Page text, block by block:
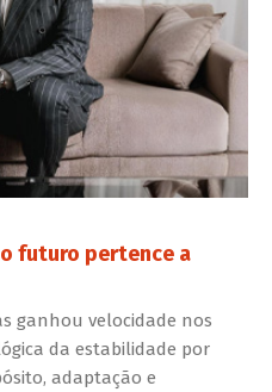
futuro pertence a
ganhou velocidade nos
da estabilidade por
adaptação e